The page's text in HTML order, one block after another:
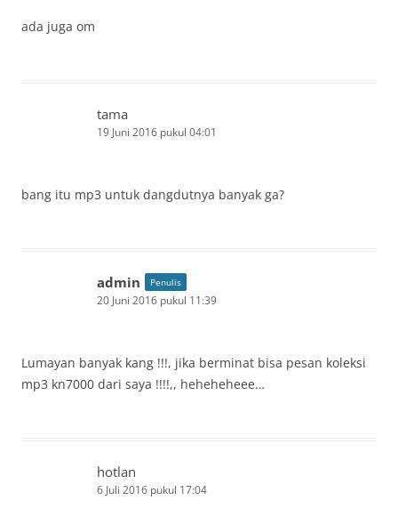
ada juga om
tama
19 Juni 2016 pukul 04:01
bang itu mp3 untuk dangdutnya banyak ga?
admin Penulis
20 Juni 2016 pukul 11:39
Lumayan banyak kang !!!, jika berminat bisa pesan koleksi
mp3 kn7000 dari saya !!!!,, heheheheee…
hotlan
6 Juli 2016 pukul 17:04